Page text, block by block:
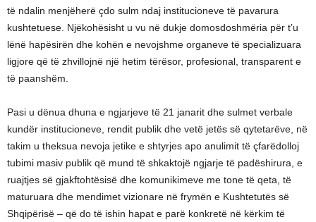
të ndalin menjëherë çdo sulm ndaj institucioneve të pavarura
kushtetuese. Njëkohësisht u vu në dukje domosdoshmëria për t’u
lënë hapësirën dhe kohën e nevojshme organeve të specializuara
ligjore që të zhvillojnë një hetim tërësor, profesional, transparent e
të paanshëm.
Pasi u dënua dhuna e ngjarjeve të 21 janarit dhe sulmet verbale
kundër institucioneve, rendit publik dhe vetë jetës së qytetarëve, në
takim u theksua nevoja jetike e shtyrjes apo anulimit të çfarëdolloj
tubimi masiv publik që mund të shkaktojë ngjarje të padëshirura, e
ruajtjes së gjakftohtësisë dhe komunikimeve me tone të qeta, të
maturuara dhe mendimet vizionare në frymën e Kushtetutës së
Shqipërisë – që do të ishin hapat e parë konkretë në kërkim të